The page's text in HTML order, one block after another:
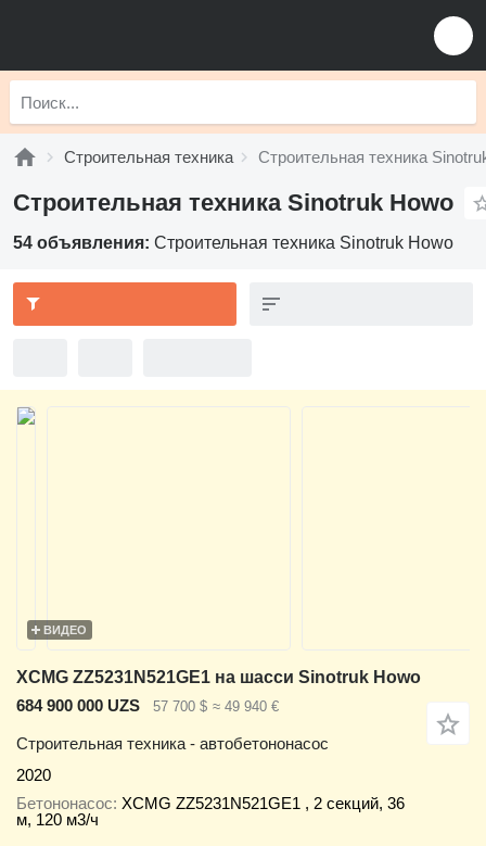
Строительная техника Строительная техника
Строительная техника Sinotruk Howo
54 объявления: Строительная техника Sinotruk Howo
ВИДЕО
XCMG ZZ5231N521GE1 на шасси Sinotruk Howo
684 900 000 UZS
57 700 $ ≈ 49 940 €
Строительная техника - автобетононасос
2020
Бетононасос XCMG ZZ5231N521GE1 , 2 секций, 36
м, 120 м3/ч